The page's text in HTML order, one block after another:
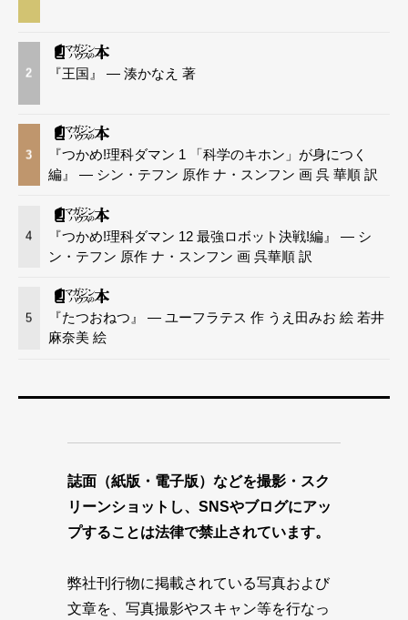
2 『王国』 — 湊かなえ 著
3
『つかめ!理科ダマン 1 「科学のキホン」が身につく
編』 — シン・テフン 原作 ナ・スンフン 画 呉 華順 訳
4
『つかめ!理科ダマン 12 最強ロボット決戦!編』 — シ
ン・テフン 原作 ナ・スンフン 画 呉華順 訳
5
『たつおねつ』 — ユーフラテス 作 うえ田みお 絵 若井
麻奈美 絵
誌面（紙版・電子版）などを撮影・スク
リーンショットし、SNSやブログにアッ
プすることは法律で禁止されています。
弊社刊行物に掲載されている写真および
文章を、写真撮影やスキャン等を行なっ